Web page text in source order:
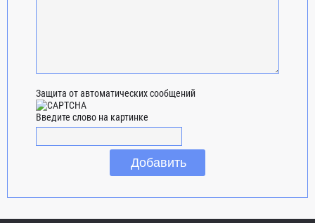
Защита от автоматических сообщений
Введите слово на картинке